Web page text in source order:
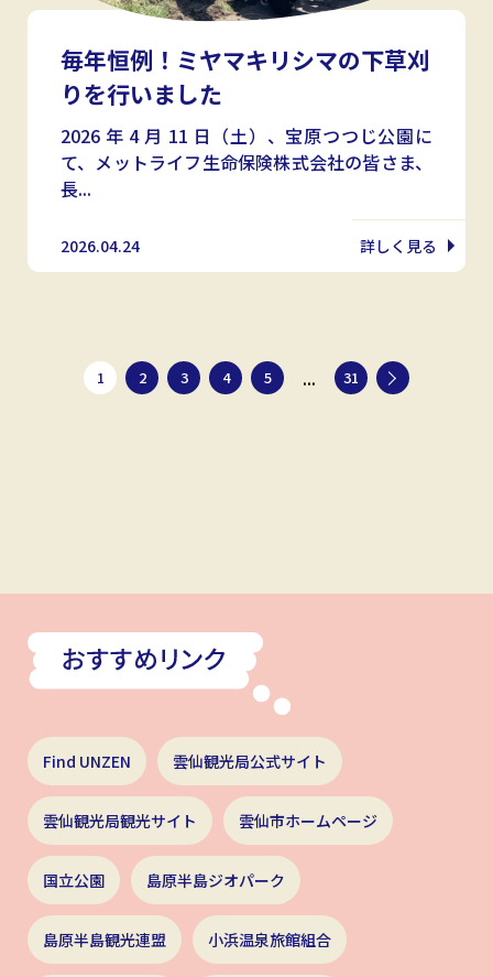
毎年恒例！ミヤマキリシマの下草刈
りを行いました
2026 年 4 月 11 日（土）、宝原つつじ公園に
て、メットライフ生命保険株式会社の皆さま、
長...
2026.04.24 詳しく見る
1 2 3 4 5 ... 31
Find UNZEN 雲仙観光局公式サイト
雲仙観光局観光サイト 雲仙市ホームページ
国立公園 島原半島ジオパーク
島原半島観光連盟 小浜温泉旅館組合